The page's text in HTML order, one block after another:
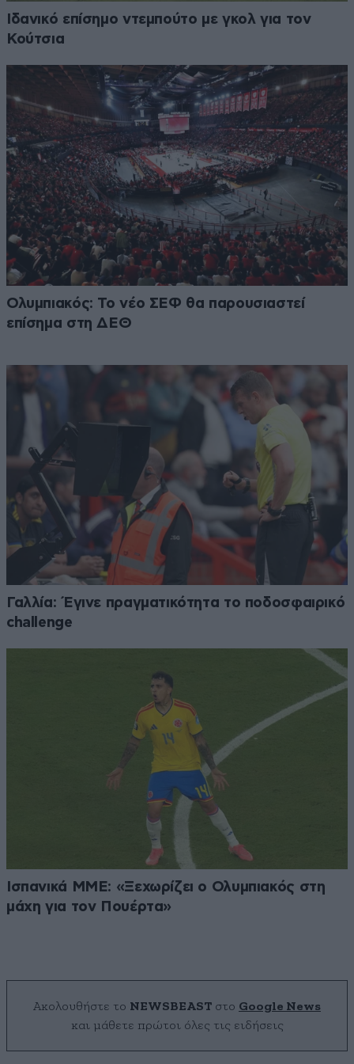
Ιδανικό επίσημο ντεμπούτο με γκολ για τον
Κούτσια
Ολυμπιακός: Το νέο ΣΕΦ θα παρουσιαστεί
επίσημα στη ΔΕΘ
Γαλλία: Έγινε πραγματικότητα το ποδοσφαιρικό
challenge
Ισπανικά ΜΜΕ: «Ξεχωρίζει ο Ολυμπιακός στη
μάχη για τον Πουέρτα»
Ακολουθήστε το NEWSBEAST στο Google News
και μάθετε πρώτοι όλες τις ειδήσεις